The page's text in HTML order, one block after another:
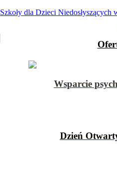
Szkoły dla Dzieci Niedosłyszących
Wsparcie
Dzień